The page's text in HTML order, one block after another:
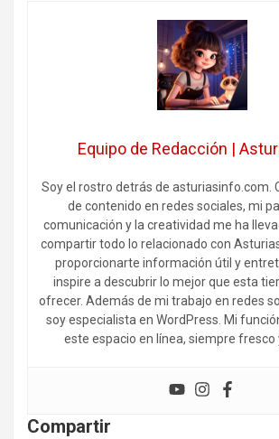
Equipo de Redacción |
Soy el rostro detrás de asturiasinfo.com.
de contenido en redes sociales, mi
comunicación y la creatividad me ha
compartir todo lo relacionado con
proporcionarte información útil y
inspire a descubrir lo mejor que esta
ofrecer. Además de mi trabajo en redes
soy especialista en WordPress. Mi
este espacio en línea, siempre fresco
Compartir